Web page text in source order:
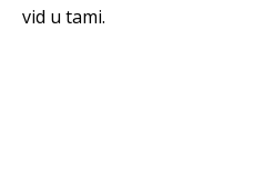
vid u tami.